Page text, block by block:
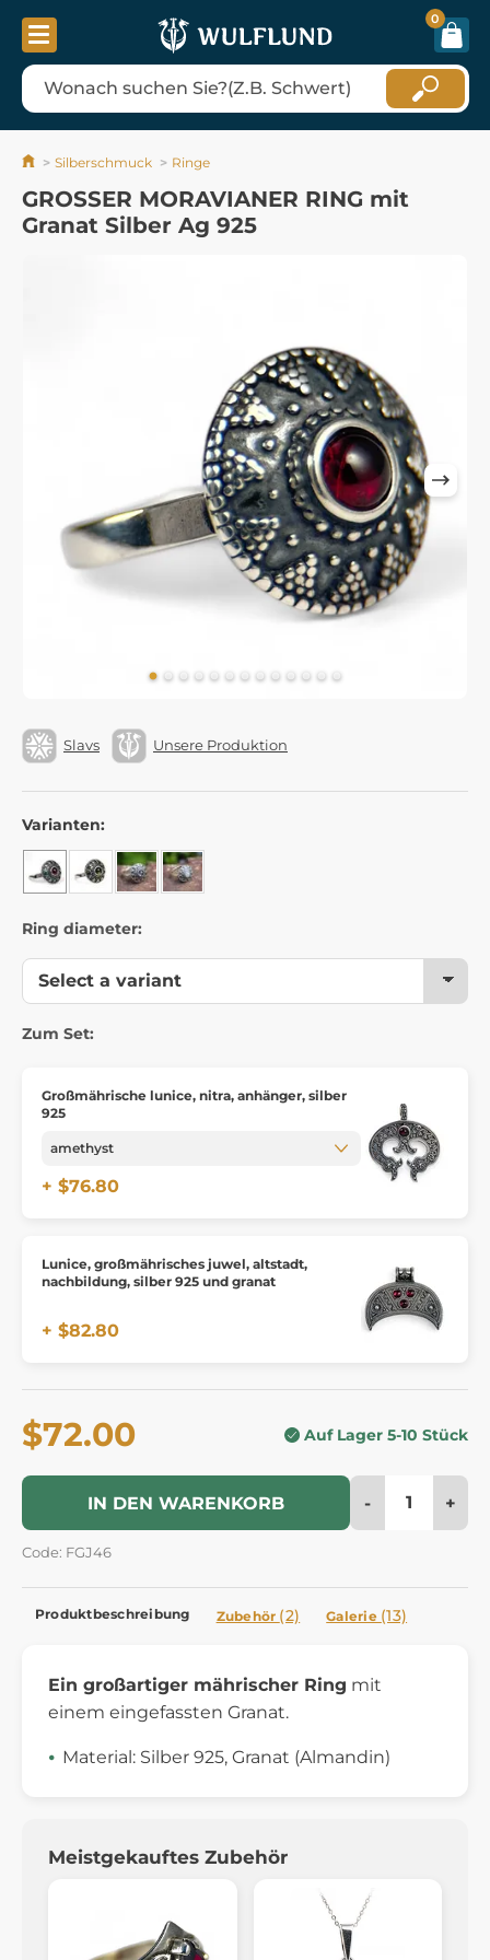
0
Silberschmuck Ringe
GROSSER MORAVIANER RING mit
Granat Silber Ag 925
Slavs Unsere Produktion
Varianten:
Ring diameter:
Zum Set:
Großmährische lunice, nitra, anhänger, silber
925
+ $76.80
Lunice, großmährisches juwel, altstadt,
nachbildung, silber 925 und granat
+ $82.80
$72.00 Auf Lager 5-10 Stück
IN DEN WARENKORB - +
Code: FGJ46
Produktbeschreibung Zubehör (2) Galerie (13)
Ein großartiger mährischer Ring mit
einem eingefassten Granat.
Material: Silber 925, Granat (Almandin)
Meistgekauftes Zubehör